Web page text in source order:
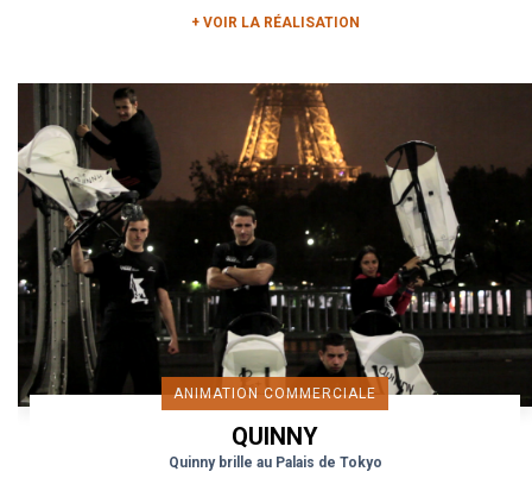
+ VOIR LA RÉALISATION
ANIMATION COMMERCIALE
QUINNY
Quinny brille au Palais de Tokyo